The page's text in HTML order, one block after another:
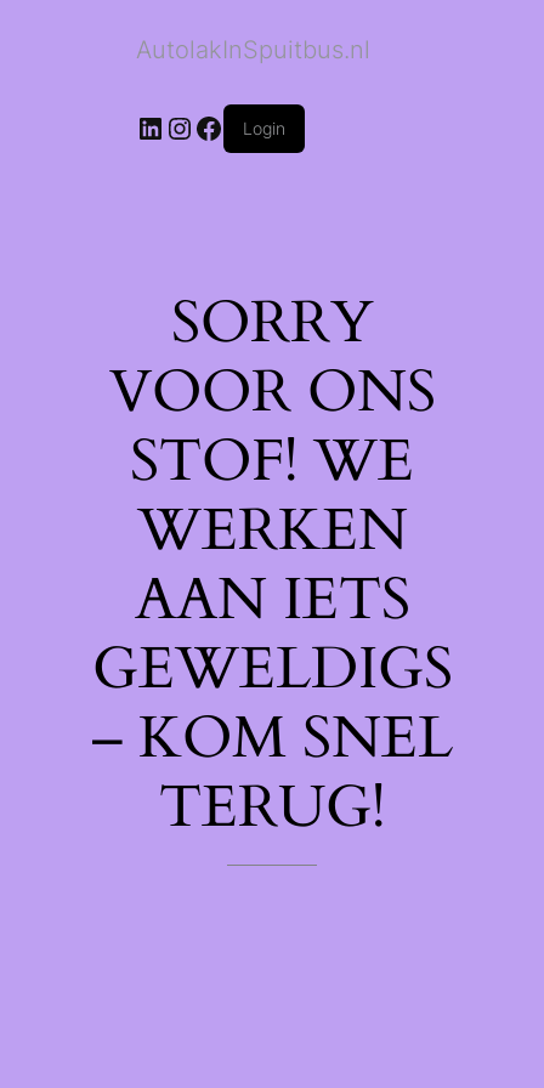
AutolakInSpuitbus.nl
LinkedIn
Instagram
Facebook
Login
SORRY
VOOR ONS
STOF! WE
WERKEN
AAN IETS
GEWELDIGS
– KOM SNEL
TERUG!